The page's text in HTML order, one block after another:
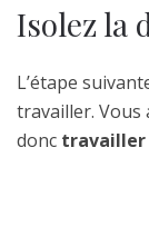
Isolez la
L’étape
travailler. Vous
donc travailler